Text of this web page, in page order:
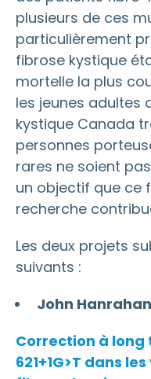
plusieurs de ces
particulièrement
fibrose kystique
mortelle la plus
les jeunes adultes
kystique Canada
personnes
rares ne soient
un objectif que ce
recherche
Les deux projets
suivants :
John
Correction à
621+1G>T dans